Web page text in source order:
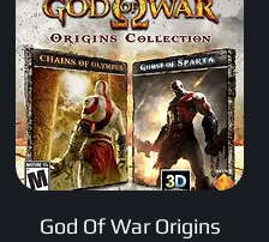
God Of War Origins